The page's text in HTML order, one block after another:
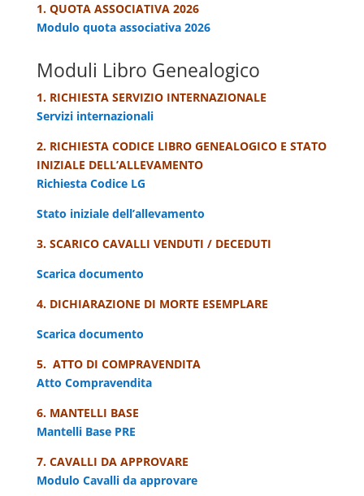
1. QUOTA ASSOCIATIVA 2026
Modulo quota associativa 2026
Moduli Libro Genealogico
1. RICHIESTA SERVIZIO INTERNAZIONALE
Servizi internazionali
2. RICHIESTA CODICE LIBRO GENEALOGICO E STATO
INIZIALE DELL’ALLEVAMENTO
Richiesta Codice LG
Stato iniziale dell’allevamento
3. SCARICO CAVALLI VENDUTI / DECEDUTI
Scarica documento
4. DICHIARAZIONE DI MORTE ESEMPLARE
Scarica documento
5. ATTO DI COMPRAVENDITA
Atto Compravendita
6. MANTELLI BASE
Mantelli Base PRE
7. CAVALLI DA APPROVARE
Modulo Cavalli da approvare